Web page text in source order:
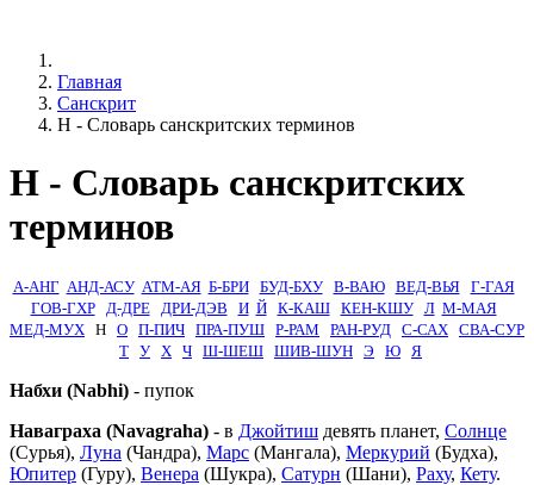
Главная
Санскрит
Н - Словарь санскритских терминов
Н - Словарь санскритских
терминов
А-АНГ АНД-АСУ АТМ-АЯ Б-БРИ БУД-БХУ В-ВАЮ ВЕД-ВЬЯ
Г-ГАЯ
ГОВ-ГХР
Д-ДРЕ ДРИ-ДЭВ И Й К-КАШ КЕН-КШУ Л М-МАЯ
МЕД-МУХ Н О П-ПИЧ ПРА-ПУШ Р-РАМ РАН-РУД С-САХ СВА-СУР
Т У Х Ч Ш-ШЕШ ШИВ-ШУН Э Ю Я
Набхи (Nabhi) - пупок
Наваграха (Navagraha) - в Джойтиш девять планет, Солнце
(Сурья), Луна (Чандра), Марс (Мангала), Меркурий (Будха),
Юпитер (Гуру), Венера (Шукра), Сатурн (Шани), Раху, Кету.